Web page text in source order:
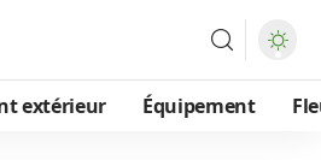
extérieur Équipement